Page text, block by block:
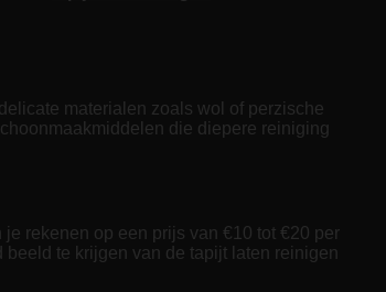
materialen zoals wol of perzische
die diepere reiniging
rekenen op een prijs van €10 tot €20 per
te krijgen van de tapijt laten reinigen